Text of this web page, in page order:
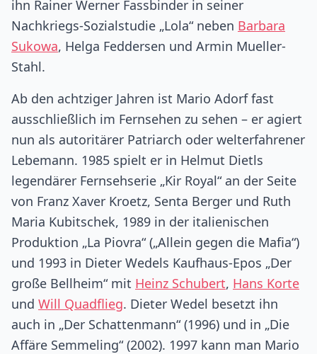
ihn Rainer Werner Fassbinder in seiner
Nachkriegs-Sozialstudie „Lola“ neben Barbara
Sukowa, Helga Feddersen und Armin Mueller-
Stahl.
Ab den achtziger Jahren ist Mario Adorf fast
ausschließlich im Fernsehen zu sehen – er agiert
nun als autoritärer Patriarch oder welterfahrener
Lebemann. 1985 spielt er in Helmut Dietls
legendärer Fernsehserie „Kir Royal“ an der Seite
von Franz Xaver Kroetz, Senta Berger und Ruth
Maria Kubitschek, 1989 in der italienischen
Produktion „La Piovra“ („Allein gegen die Mafia“)
und 1993 in Dieter Wedels Kaufhaus-Epos „Der
große Bellheim“ mit Heinz Schubert, Hans Korte
und Will Quadflieg. Dieter Wedel besetzt ihn
auch in „Der Schattenmann“ (1996) und in „Die
Affäre Semmeling“ (2002). 1997 kann man Mario